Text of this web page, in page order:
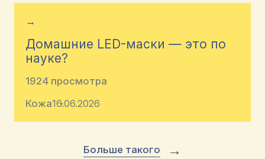
→
Домашние LED-маски — это по
науке?
1924 просмотра
Кожа16.06.2026
Больше такого →